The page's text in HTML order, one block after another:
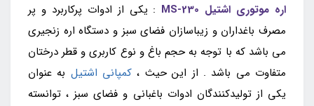
اره موتوری اشتیل MS-230
: یکی از ادوات پرکاربرد و پر
مصرف باغداران و زیباسازان فضای سبز و دستگاه اره زنجیری
می باشد که با توجه به حجم باغ و نوع کاربری و قطر درختان
متفاوت می باشد . از این حیث ، کمپانی اشتیل به عنوان
یکی از تولیدکنندگان ادوات باغبانی و فضای سبز ، توانسته